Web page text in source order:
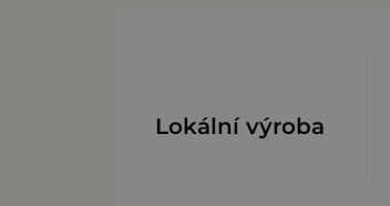
Lokální výroba